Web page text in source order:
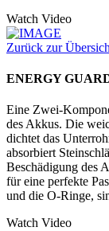
Watch Video
Zurück zur
ENERGY
Eine Zwei-
des Akkus. Die
dichtet das
absorbiert
Beschädigung des
für eine perfekte
und die O-Ringe,
Watch Video